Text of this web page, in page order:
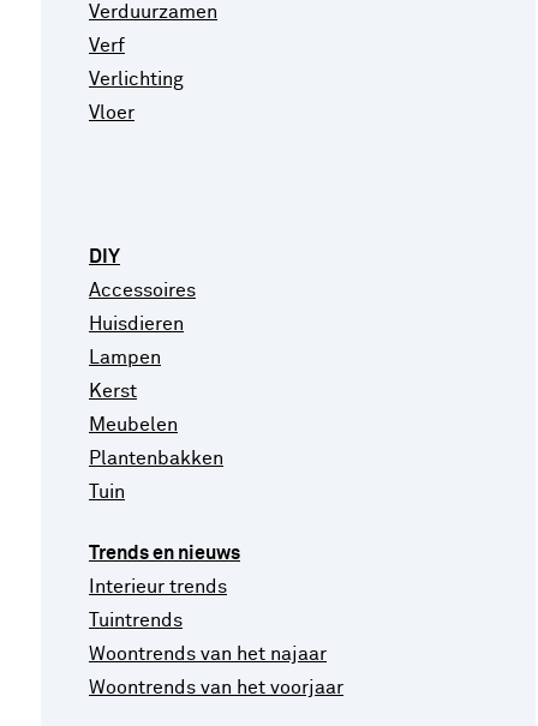
Verduurzamen
Verf
Verlichting
Vloer
DIY
Accessoires
Huisdieren
Lampen
Kerst
Meubelen
Plantenbakken
Tuin
Trends en nieuws
Interieur trends
Tuintrends
Woontrends van het najaar
Woontrends van het voorjaar